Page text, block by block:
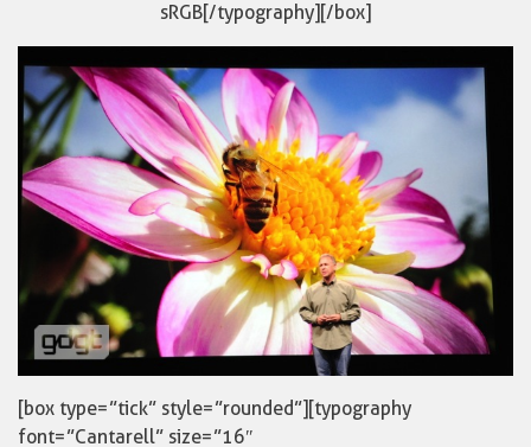
sRGB[/typography][/box]
[box type=”tick” style=”rounded”][typography
font=”Cantarell” size=”16″